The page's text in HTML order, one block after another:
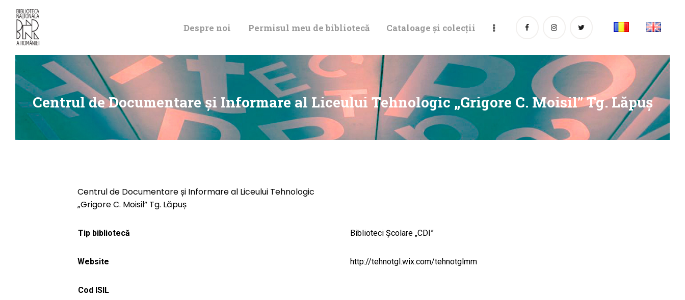
Despre noi Permisul meu de bibliotecă Cataloage și colecții
Centrul de Documentare și Informare al Liceului Tehnologic „Grigore C. Moisil” Tg. Lăpuș
DE BIBLIOTECĂ
CATALOAGE ȘI
COLECȚII
Centrul de Documentare și Informare al Liceului Tehnologic
„Grigore C. Moisil” Tg. Lăpuș
Tip bibliotecă Biblioteci Școlare „CDI”
Website http://tehnotgl.wix.com/tehnotglmm
Cod ISIL